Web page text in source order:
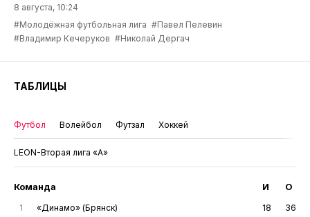
8 августа, 10:24
#Молодёжная футбольная лига #Павел Пелевин
#Владимир Кечеруков #Николай Дергач
ТАБЛИЦЫ
Футбол Волейбол Футзал Хоккей
LEON-Вторая лига «А»
Команда И О
1 «Динамо» (Брянск) 18
36